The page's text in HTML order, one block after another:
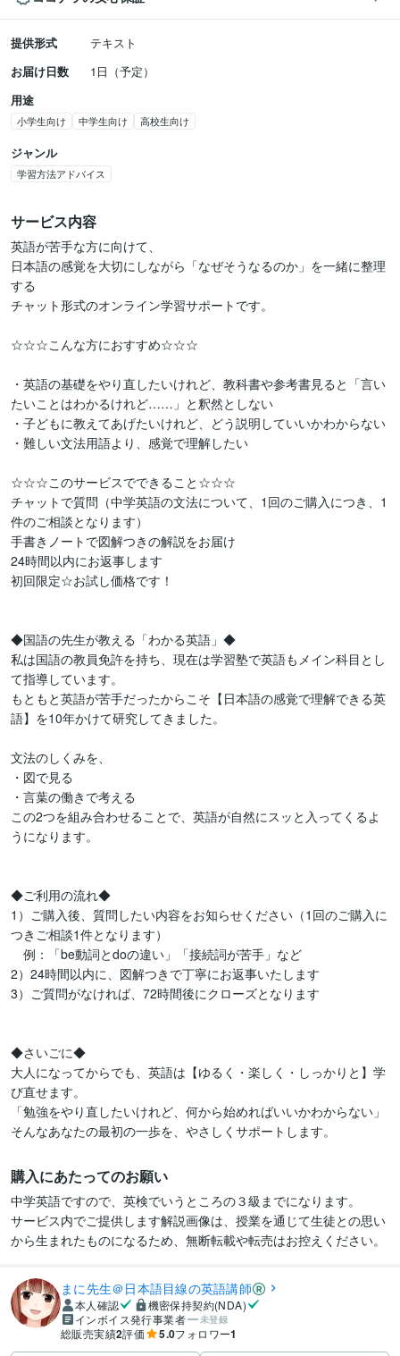
提供形式
テキスト
お届け日数
1日（予定）
用途
小学生向け 中学生向け 高校生向け
ジャンル
学習方法アドバイス
サービス内容
英語が苦手な方に向けて、
日本語の感覚を大切にしながら「なぜそうなるのか」を一緒に整理
する
チャット形式のオンライン学習サポートです。
☆☆☆こんな方におすすめ☆☆☆
・英語の基礎をやり直したいけれど、教科書や参考書見ると「言い
たいことはわかるけれど……」と釈然としない
・子どもに教えてあげたいけれど、どう説明していいかわからない
・難しい文法用語より、感覚で理解したい
☆☆☆このサービスでできること☆☆☆
チャットで質問（中学英語の文法について、1回のご購入につき、1
件のご相談となります）
手書きノートで図解つきの解説をお届け
24時間以内にお返事します
初回限定☆お試し価格です！
◆国語の先生が教える「わかる英語」◆
私は国語の教員免許を持ち、現在は学習塾で英語もメイン科目とし
て指導しています。
もともと英語が苦手だったからこそ【日本語の感覚で理解できる英
語】を10年かけて研究してきました。
文法のしくみを、
・図で見る
・言葉の働きで考える
この2つを組み合わせることで、英語が自然にスッと入ってくるよ
うになります。
◆ご利用の流れ◆
1）ご購入後、質問したい内容をお知らせください（1回のご購入に
つきご相談1件となります）
例：「be動詞とdoの違い」「接続詞が苦手」など
2）24時間以内に、図解つきで丁寧にお返事いたします
3）ご質問がなければ、72時間後にクローズとなります
◆さいごに◆
大人になってからでも、英語は【ゆるく・楽しく・しっかりと】学
び直せます。
「勉強をやり直したいけれど、何から始めればいいかわからない」
購入にあたってのお願い
中学英語ですので、英検でいうところの３級までになります。
サービス内でご提供します解説画像は、授業を通じて生徒との思い
から生まれたものになるため、無断転載や転売はお控えください。
まに先生＠日本語目線の英語講師
本人確認
機密保持契約(NDA)
インボイス発行事業者
未登録
総販売実績2評価 5.0フォロワー1